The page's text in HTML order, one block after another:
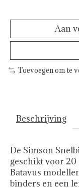
Aan
Toevoegen om te
Beschrijving
De Simson
geschikt voor
Batavus
binders en een